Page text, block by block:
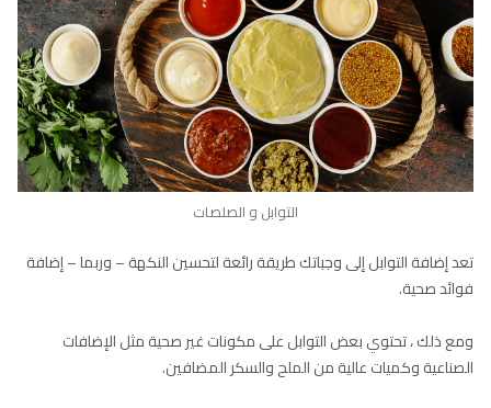
التوابل و الصلصات
تعد إضافة التوابل إلى وجباتك طريقة رائعة لتحسين النكهة – وربما – إضافة
فوائد صحية.
ومع ذلك ، تحتوي بعض التوابل على مكونات غير صحية مثل الإضافات
الصناعية وكميات عالية من الملح والسكر المضافين.